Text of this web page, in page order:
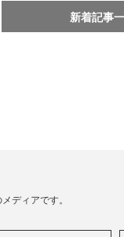
新着記事
ディアです。